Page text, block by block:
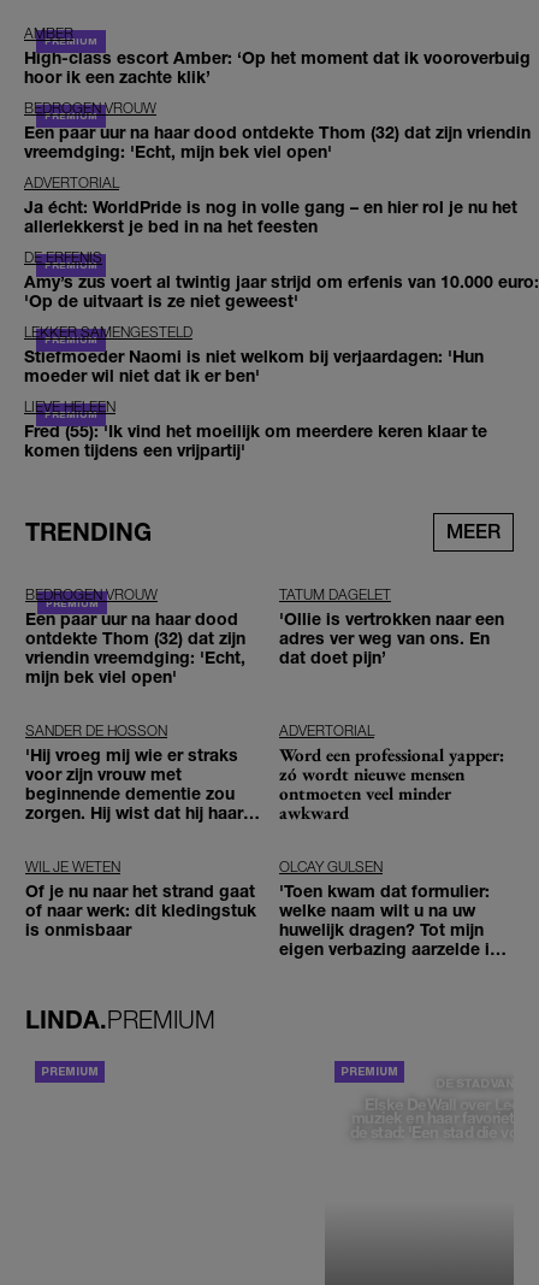
AMBER
High-class escort Amber: ‘Op het moment dat ik vooroverbuig
hoor ik een zachte klik’
BEDROGEN VROUW
Een paar uur na haar dood ontdekte Thom (32) dat zijn vriendin
vreemdging: 'Echt, mijn bek viel open'
ADVERTORIAL
Ja écht: WorldPride is nog in volle gang – en hier rol je nu het
allerlekkerst je bed in na het feesten
DE ERFENIS
Amy’s zus voert al twintig jaar strijd om erfenis van 10.000 euro:
'Op de uitvaart is ze niet geweest'
LEKKER SAMENGESTELD
Stiefmoeder Naomi is niet welkom bij verjaardagen: 'Hun
moeder wil niet dat ik er ben'
LIEVE HELEEN
Fred (55): 'Ik vind het moeilijk om meerdere keren klaar te
komen tijdens een vrijpartij'
TRENDING MEER
BEDROGEN VROUW
Een paar uur na haar dood
ontdekte Thom (32) dat zijn
vriendin vreemdging: 'Echt,
mijn bek viel open'
TATUM DAGELET
'Ollie is vertrokken naar een
adres ver weg van ons. En
dat doet pijn’
SANDER DE HOSSON
'Hij vroeg mij wie er straks
voor zijn vrouw met
beginnende dementie zou
zorgen. Hij wist dat hij haar
ADVERTORIAL
Word een professional yapper:
zó wordt nieuwe mensen
ontmoeten veel minder
awkward
WIL JE WETEN
Of je nu naar het strand gaat
of naar werk: dit kledingstuk
is onmisbaar
OLCAY GULSEN
'Toen kwam dat formulier:
welke naam wilt u na uw
huwelijk dragen? Tot mijn
eigen verbazing aarzelde ik
LINDA.PREMIUM
DE STAD VAN
Elske DeWall over
muziek en haar favoriete
de stad: 'Een stad die